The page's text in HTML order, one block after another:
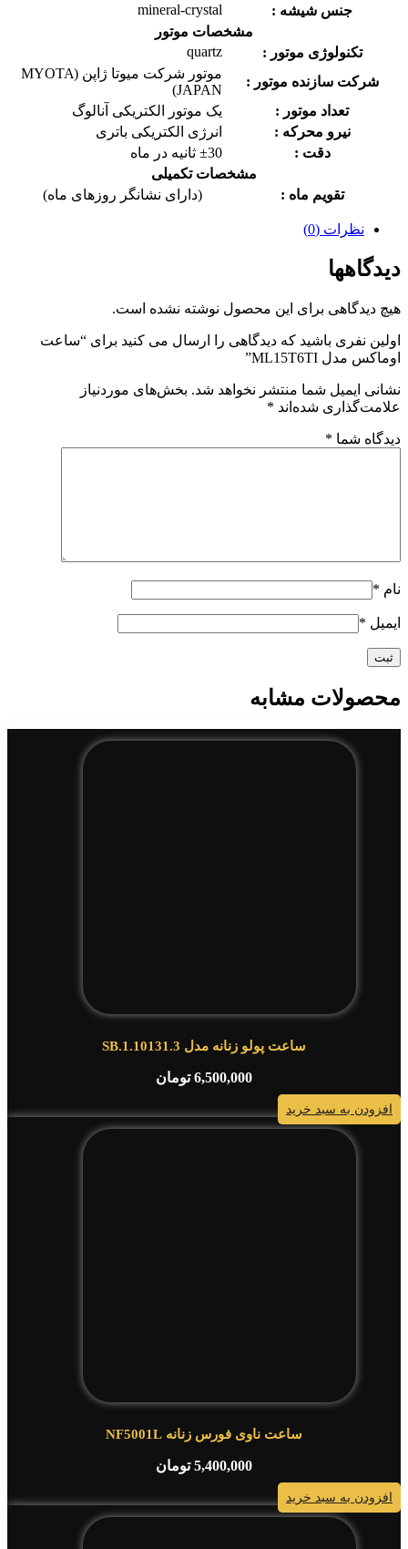
جنس شیشه :
mineral-crystal
مشخصات موتور
تکنولوژی موتور :
quartz
شرکت سازنده موتور :
موتور شرکت میوتا ژاپن (MYOTA
JAPAN)
تعداد موتور :
یک موتور الکتریکی آنالوگ
نیرو محرکه :
انرژی الکتریکی باتری
دقت :
±30 ثانیه در ماه
مشخصات تکمیلی
تقویم ماه :
(دارای نشانگر روزهای ماه)
نظرات (0)
دیدگاهها
هیچ دیدگاهی برای این محصول نوشته نشده است.
اولین نفری باشید که دیدگاهی را ارسال می کنید برای “ساعت
اوماکس مدل ML15T6TI”
نشانی ایمیل شما منتشر نخواهد شد. بخش‌های موردنیاز
علامت‌گذاری شده‌اند *
دیدگاه شما *
نام *
ایمیل *
محصولات مشابه
ساعت پولو زنانه مدل SB.1.10131.3
6,500,000 تومان
افزودن به سبد خرید
ساعت ناوی فورس زنانه NF5001L
5,400,000 تومان
افزودن به سبد خرید